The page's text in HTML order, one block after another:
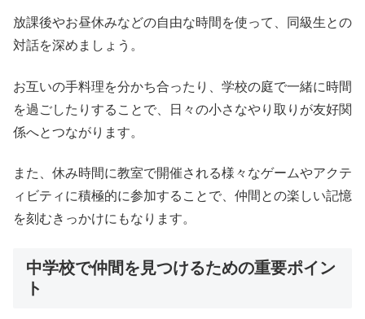
放課後やお昼休みなどの自由な時間を使って、同級生との
対話を深めましょう。
お互いの手料理を分かち合ったり、学校の庭で一緒に時間
を過ごしたりすることで、日々の小さなやり取りが友好関
係へとつながります。
また、休み時間に教室で開催される様々なゲームやアクテ
ィビティに積極的に参加することで、仲間との楽しい記憶
を刻むきっかけにもなります。
中学校で仲間を見つけるための重要ポイン
ト